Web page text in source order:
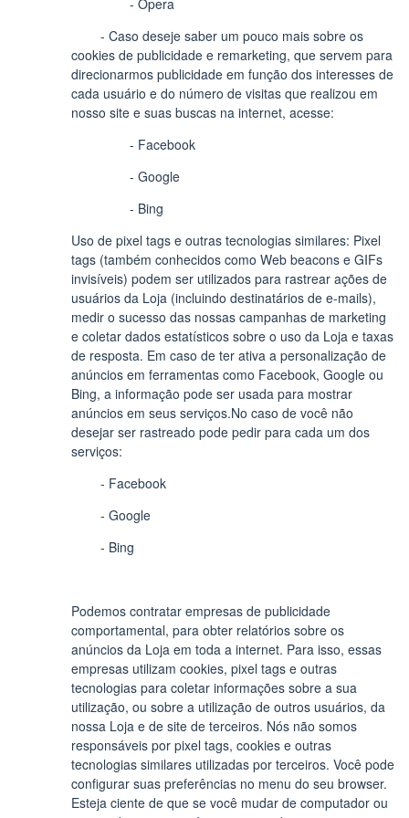
- Opera
- Caso deseje saber um pouco mais sobre os
cookies de publicidade e remarketing, que servem para
direcionarmos publicidade em função dos interesses de
cada usuário e do número de visitas que realizou em
nosso site e suas buscas na internet, acesse:
- Facebook
- Google
- Bing
Uso de pixel tags e outras tecnologias similares: Pixel
tags (também conhecidos como Web beacons e GIFs
invisíveis) podem ser utilizados para rastrear ações de
usuários da Loja (incluindo destinatários de e-mails),
medir o sucesso das nossas campanhas de marketing
e coletar dados estatísticos sobre o uso da Loja e taxas
de resposta. Em caso de ter ativa a personalização de
anúncios em ferramentas como Facebook, Google ou
Bing, a informação pode ser usada para mostrar
anúncios em seus serviços.No caso de você não
desejar ser rastreado pode pedir para cada um dos
serviços:
- Facebook
- Google
- Bing
Podemos contratar empresas de publicidade
comportamental, para obter relatórios sobre os
anúncios da Loja em toda a internet. Para isso, essas
empresas utilizam cookies, pixel tags e outras
tecnologias para coletar informações sobre a sua
utilização, ou sobre a utilização de outros usuários, da
nossa Loja e de site de terceiros. Nós não somos
responsáveis por pixel tags, cookies e outras
tecnologias similares utilizadas por terceiros. Você pode
configurar suas preferências no menu do seu browser.
Esteja ciente de que se você mudar de computador ou